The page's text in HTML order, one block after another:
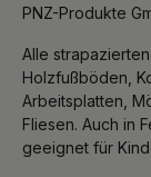
PNZ-Produkte
Alle
Holzfußböden,
Arbeitsplatten,
Fliesen. Auch in
geeignet für